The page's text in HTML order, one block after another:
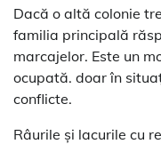
Dacă o altă colonie
familia principală
marcajelor. Este un
ocupată. doar în
conflicte.
Râurile și lacurile cu